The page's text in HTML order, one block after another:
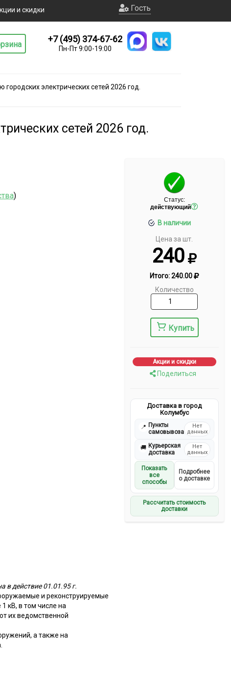
и скидки Гость
+7 (495) 374-67-62
Пн-Пт 9:00-19:00
электрических сетей 2026 год.
сетей 2026 год.
Статус:
действующий
В наличии
Цена за шт.
240
Итого:240.00
Количество
Купить
Акции и скидки
Поделиться
Доставка в город
Колумбус
📍 Пункты
самовывоза
Нет
данных
🚚 Курьерская
доставка
Нет
данных
Показать
все
способы
Подробнее
о доставке
Рассчитать стоимость
доставки
)
в действие 01.01.95 г.
и реконструируемые
кВ, в том числе на
их ведомственной
а также на